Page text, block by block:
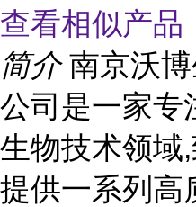
查看相似产
简介 南京沃
公司是一家专
生物技术领域
提供一系列高